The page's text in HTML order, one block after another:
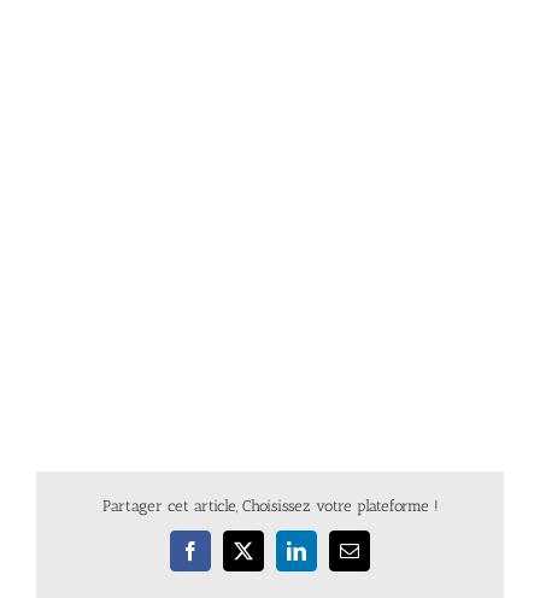
Partager cet article, Choisissez votre plateforme !
Facebook
X LinkedInEmail